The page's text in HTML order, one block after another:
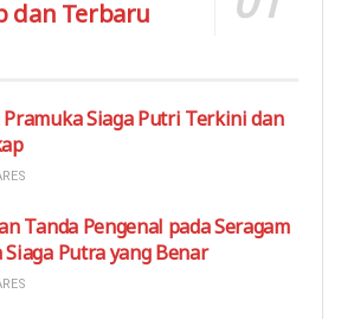
dan Terbaru
Pramuka Siaga Putri Terkini dan
Tanda Pengenal pada Seragam
Siaga Putra yang Benar